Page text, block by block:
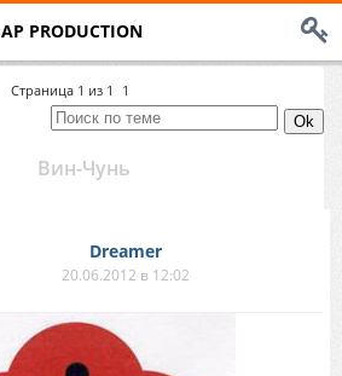
AP PRODUCTION
Страница 1 из 1 1
Вин-Чунь
Dreamer
20.06.2012 в 12:02